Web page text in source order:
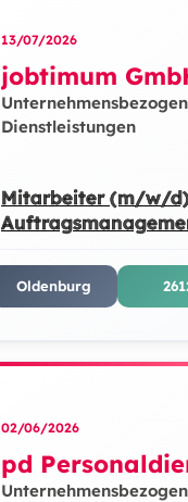
13/07/2026
jobtimum
Dienstleistungen
Mitarbeiter (m/w/
Oldenburg
02/06/2026
pd